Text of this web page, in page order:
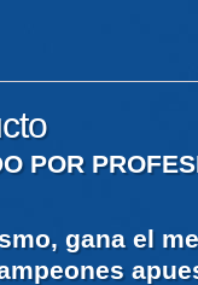
POR
gana el